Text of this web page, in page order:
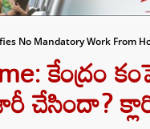
No Mandatory Work From
కేంద్రం
చేసిందా?